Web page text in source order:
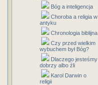
Bóg a inteligencja
Choroba a religia w
antyku
Chronologia biblijna
Czy przed wielkim
wybuchem był Bóg?
Dlaczego jesteśmy
dobrzy albo źli
Karol Darwin o
religii